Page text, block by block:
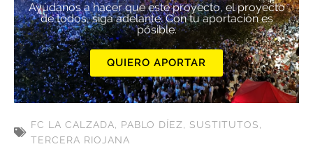
Ayúdanos a hacer que este proyecto, el proyecto
de todos, siga adelante. Con tu aportación es
posible.
QUIERO APORTAR
FC LA CALZADA, PABLO DÍEZ, SUSTITUTOS,
TERCERA RIOJANA